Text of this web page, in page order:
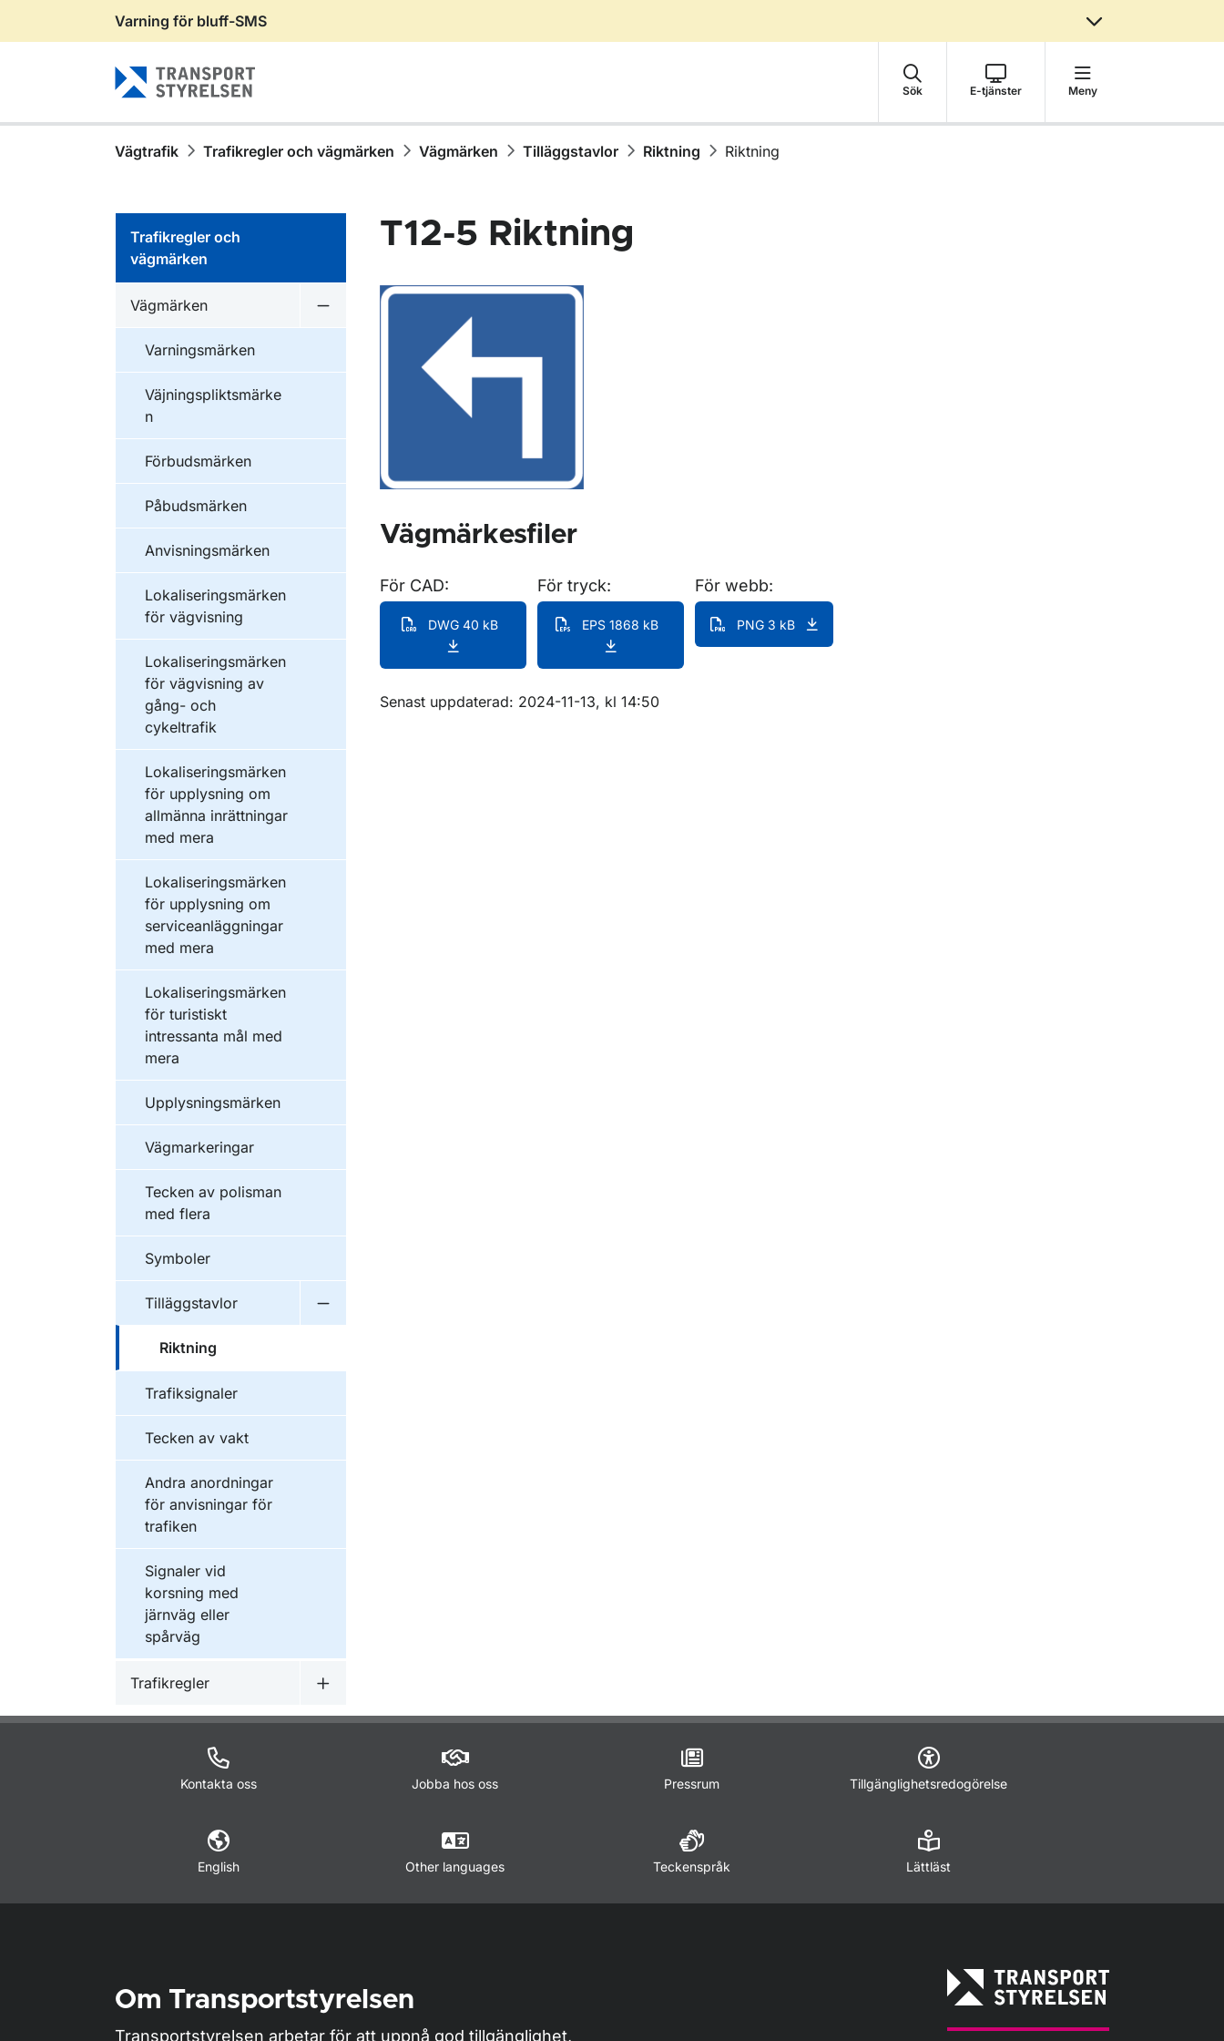
Gå till sidans innehåll
Varning för bluff-SMS
Sök E-tjänster Meny
Vägtrafik Trafikregler och vägmärken Vägmärken Tilläggstavlor Riktning Riktning
Trafikregler och
vägmärken
Vägmärken
Undermeny för Vägmärken
Varningsmärken
Väjningspliktsmärke
n
Förbudsmärken
Påbudsmärken
Anvisningsmärken
Lokaliseringsmärken
för vägvisning
Lokaliseringsmärken
för vägvisning av
gång- och
cykeltrafik
Lokaliseringsmärken
för upplysning om
allmänna inrättningar
med mera
Lokaliseringsmärken
för upplysning om
serviceanläggningar
med mera
Lokaliseringsmärken
för turistiskt
intressanta mål med
mera
Upplysningsmärken
Vägmarkeringar
Tecken av polisman
med flera
Symboler
Tilläggstavlor
Riktning
Trafiksignaler
Tecken av vakt
Andra anordningar
för anvisningar för
trafiken
Signaler vid
korsning med
järnväg eller
spårväg
Trafikregler
Undermeny för Trafikregler
T12-5 Riktning
Vägmärkesfiler
För CAD:
DWG 40 kB
För tryck:
EPS 1868 kB
För webb:
PNG 3 kB
Om sidan
Senast uppdaterad: 2024-11-13, kl 14:50
Kontakta oss Jobba hos oss Pressrum Tillgänglighetsredogörelse
English Other languages Teckenspråk Lättläst
Om Transportstyrelsen
Transportstyrelsen arbetar för att uppnå god tillgänglighet,